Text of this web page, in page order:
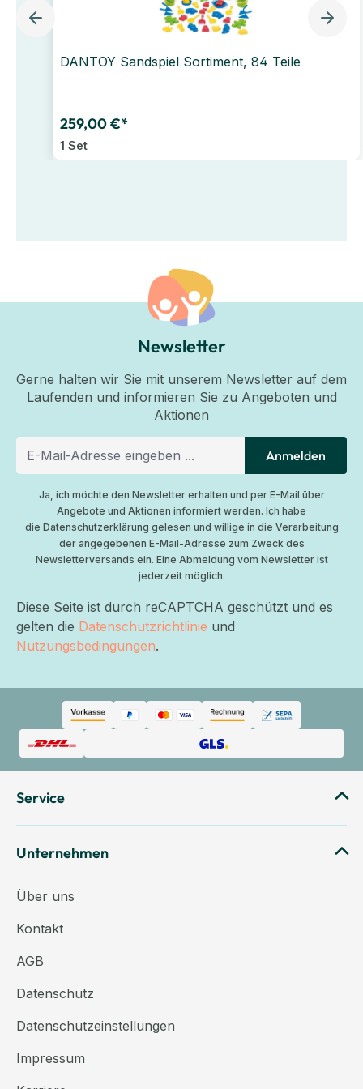
DANTOY Sandspiel Sortiment, 84 Teile
259,00 €*
1 Set
Newsletter
Gerne halten wir Sie mit unserem Newsletter auf dem
Laufenden und informieren Sie zu Angeboten und
Aktionen
Anmelden
Ja, ich möchte den Newsletter erhalten und per E-Mail über
Angebote und Aktionen informiert werden. Ich habe
die Datenschutzerklärung gelesen und willige in die Verarbeitung
der angegebenen E-Mail-Adresse zum Zweck des
Newsletterversands ein. Eine Abmeldung vom Newsletter ist
jederzeit möglich.
Diese Seite ist durch reCAPTCHA geschützt und es
gelten die Datenschutzrichtlinie und
Nutzungsbedingungen.
Service
Unternehmen
Über uns
Kontakt
AGB
Datenschutz
Datenschutzeinstellungen
Impressum